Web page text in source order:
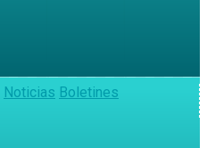
Noticias Boletines